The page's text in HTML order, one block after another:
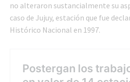
no alteraron sustancialmente su
caso de Jujuy, estación que fue
Histórico Nacional en 1997.